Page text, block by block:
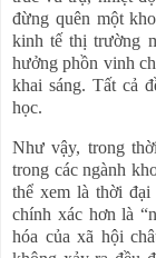
đừng quên một
kinh tế thị trường
hưởng phồn vinh
khai sáng. Tất cả
học.
Như vậy, trong
trong các ngành
thể xem là thời đại
chính xác hơn là
hóa của xã hội